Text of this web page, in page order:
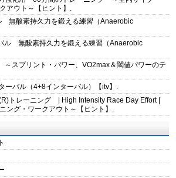
アウト～【ヒント】.
無酸素持久力を鍛える練習（Anaerobic
ル 無酸素持久力を鍛える練習（Anaerobic
スプリント・パワー、VO2max＆閾値パワーのテ
ーバル（4+8インターバル）【itv】.
トレーニング | High Intensity Race Day Effort |
ング・ワークアウト～【ヒント】.